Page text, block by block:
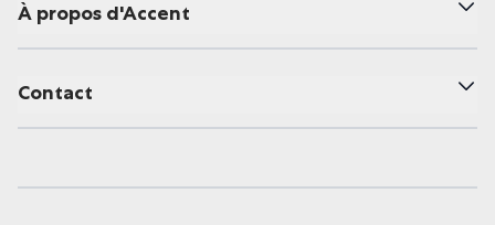
À propos d'Accent
Contact